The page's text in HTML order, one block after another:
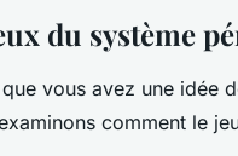
du système
vous avez une idée
comment le